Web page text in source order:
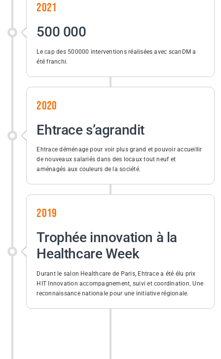
2021
500 000
Le cap des 500000 interventions réalisées avec scanDM a
été franchi.
2020
Ehtrace s’agrandit
Ehtrace déménage pour voir plus grand et pouvoir accueillir
de nouveaux salariés dans des locaux tout neuf et
aménagés aux couleurs de la société.
2019
Trophée innovation à la
Healthcare Week
Durant le salon Healthcare de Paris, Ehtrace a été élu prix
HIT Innovation accompagnement, suivi et coordination. Une
reconnaissance nationale pour une initiative régionale.